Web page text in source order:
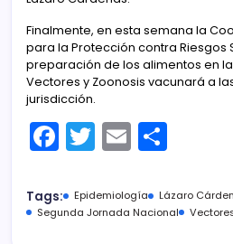
Finalmente, en esta semana la
para la Protección contra Riesgos
preparación de los alimentos en
Vectores y Zoonosis vacunará a
jurisdicción.
F
a
c
e
T
w
itt
er
E
m
ai
l
m
p
Tags: Epidemiología Lázaro
Segunda Jornada Nacional